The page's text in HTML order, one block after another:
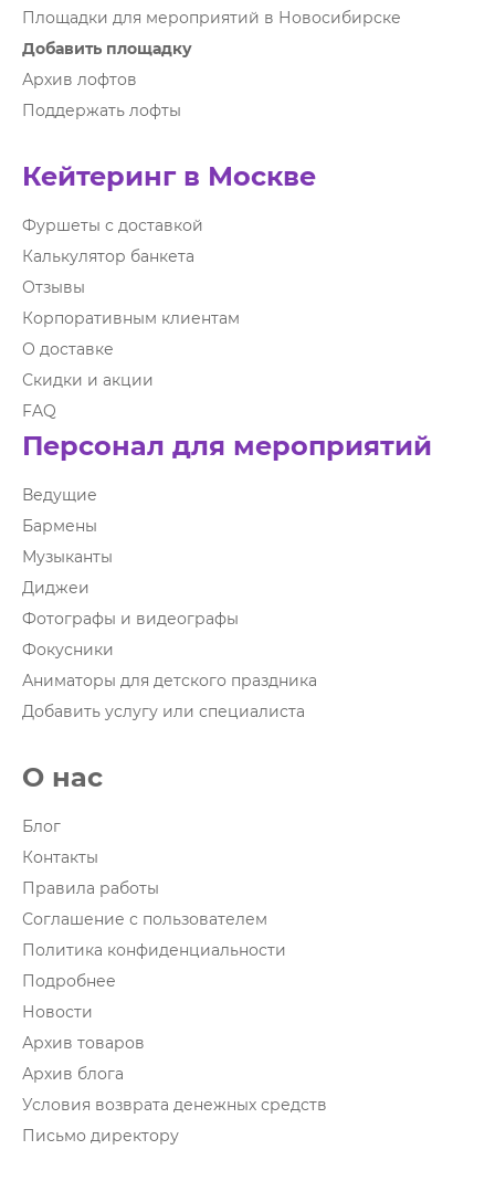
Площадки для мероприятий в Новосибирске
Добавить площадку
Архив лофтов
Поддержать лофты
Кейтеринг в Москве
Фуршеты с доставкой
Калькулятор банкета
Отзывы
Корпоративным клиентам
О доставке
Скидки и акции
FAQ
Персонал для мероприятий
Ведущие
Бармены
Музыканты
Диджеи
Фотографы и видеографы
Фокусники
Аниматоры для детского праздника
Добавить услугу или специалиста
О нас
Блог
Контакты
Правила работы
Соглашение с пользователем
Политика конфиденциальности
Подробнее
Новости
Архив товаров
Архив блога
Условия возврата денежных средств
Письмо директору